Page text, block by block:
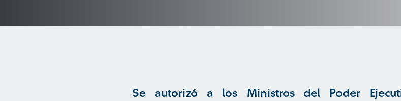
Se autorizó a los Ministros del Poder